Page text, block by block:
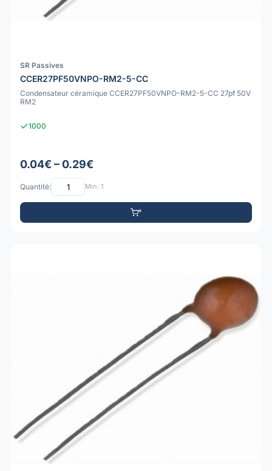
SR Passives
CCER27PF50VNPO-RM2-5-CC
Condensateur céramique CCER27PF50VNPO-RM2-5-CC 27pf 50V
RM2
1000
0.04€ – 0.29€
Quantité: Min: 1